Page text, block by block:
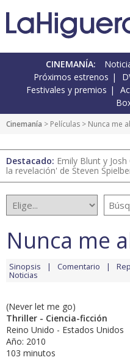
CINEMANÍA:
Próximos estrenos
Festivales y premios
Cinemanía > Películas > Nunca me
Destacado: Emily Blunt y
la revelación' de Steven
Nunca me
Sinopsis Comentario
Noticias
(Never let me go)
Thriller - Ciencia-ficción
Reino Unido - Estados Unidos
Año: 2010
103 minutos